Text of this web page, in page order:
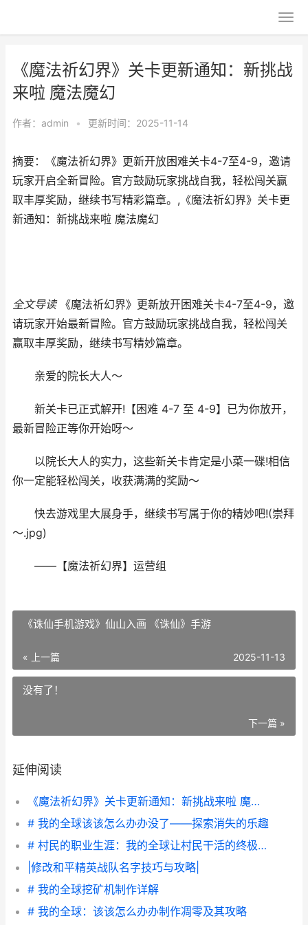
《魔法祈幻界》关卡更新通知：新挑战
来啦 魔法魔幻
作者： admin • 更新时间：2025-11-14
摘要：《魔法祈幻界》更新开放困难关卡4-7至4-9，邀请
玩家开启全新冒险。官方鼓励玩家挑战自我，轻松闯关赢
取丰厚奖励，继续书写精彩篇章。,《魔法祈幻界》关卡更
新通知：新挑战来啦 魔法魔幻
全文导读《魔法祈幻界》更新放开困难关卡4-7至4-9，邀
请玩家开始最新冒险。官方鼓励玩家挑战自我，轻松闯关
赢取丰厚奖励，继续书写精妙篇章。
亲爱的院长大人～
新关卡已正式解开!【困难 4-7 至 4-9】已为你放开，
最新冒险正等你开始呀～
以院长大人的实力，这些新关卡肯定是小菜一碟!相信
你一定能轻松闯关，收获满满的奖励～
快去游戏里大展身手，继续书写属于你的精妙吧!(崇拜
～.jpg)
——【魔法祈幻界】运营组
《诛仙手机游戏》仙山入画 《诛仙》手游
« 上一篇 2025-11-13
没有了！
下一篇 »
延伸阅读
《魔法祈幻界》关卡更新通知：新挑战来啦 魔法魔幻
# 我的全球该该怎么办办没了——探索消失的乐趣
# 村民的职业生涯：我的全球让村民干活的终极指南
|修改和平精英战队名字技巧与攻略|
# 我的全球挖矿机制作详解
# 我的全球：该该怎么办办制作凋零及其攻略